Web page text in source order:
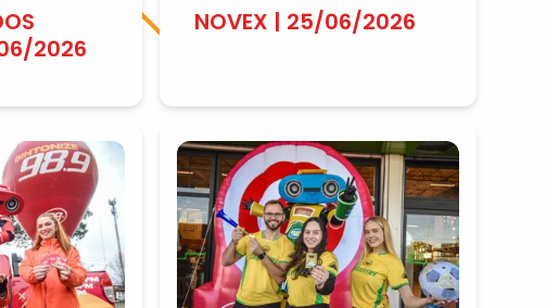
2026
NOVEX | 25/06/2026